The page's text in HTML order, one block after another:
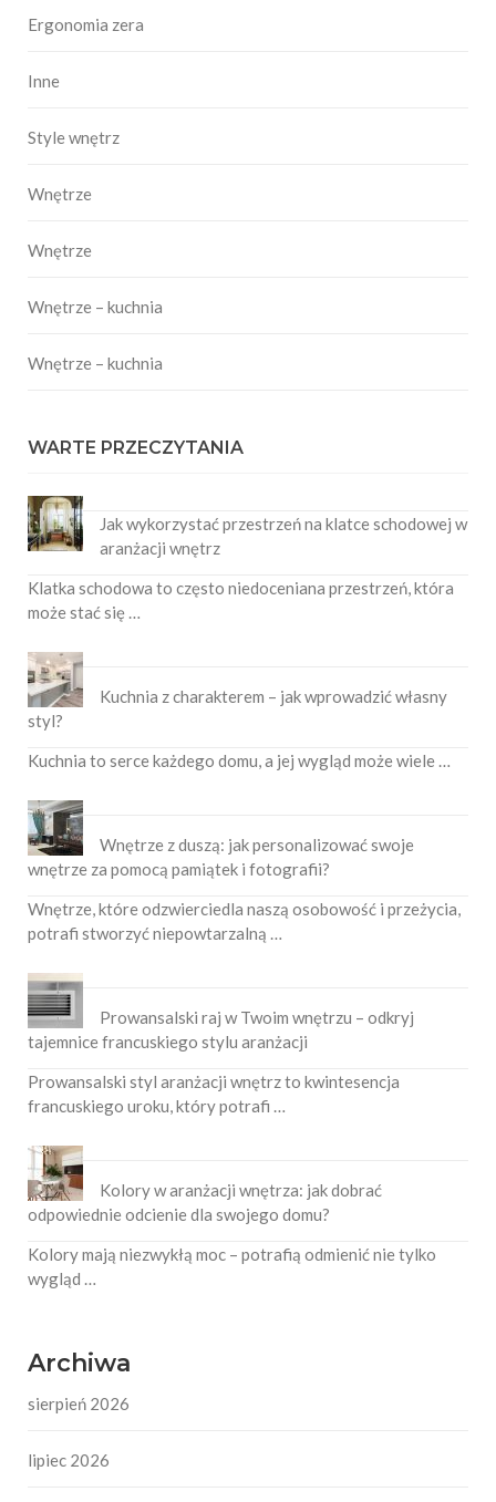
Ergonomia zera
Inne
Style wnętrz
Wnętrze
Wnętrze
Wnętrze – kuchnia
Wnętrze – kuchnia
WARTE PRZECZYTANIA
Jak wykorzystać przestrzeń na klatce schodowej w
aranżacji wnętrz
Klatka schodowa to często niedoceniana przestrzeń, która
może stać się …
Kuchnia z charakterem – jak wprowadzić własny
styl?
Kuchnia to serce każdego domu, a jej wygląd może wiele …
Wnętrze z duszą: jak personalizować swoje
wnętrze za pomocą pamiątek i fotografii?
Wnętrze, które odzwierciedla naszą osobowość i przeżycia,
potrafi stworzyć niepowtarzalną …
Prowansalski raj w Twoim wnętrzu – odkryj
tajemnice francuskiego stylu aranżacji
Prowansalski styl aranżacji wnętrz to kwintesencja
francuskiego uroku, który potrafi …
Kolory w aranżacji wnętrza: jak dobrać
odpowiednie odcienie dla swojego domu?
Kolory mają niezwykłą moc – potrafią odmienić nie tylko
wygląd …
Archiwa
sierpień 2026
lipiec 2026